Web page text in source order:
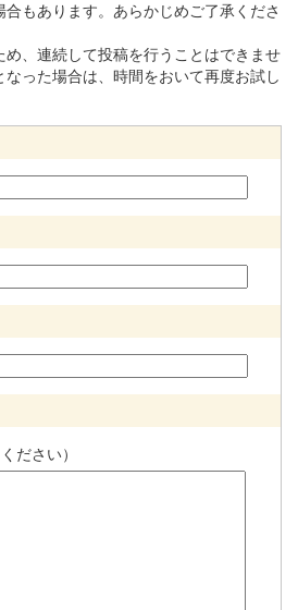
もあります。あらかじめご了承くださ
め、連続して投稿を行うことはできませ
なった場合は、時間をおいて再度お試し
ださい）